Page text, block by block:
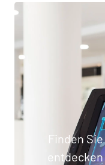
Finden